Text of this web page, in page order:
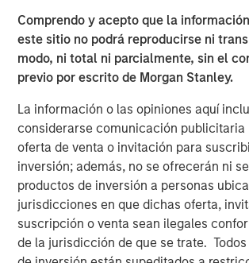
Comprendo y acepto que la
este sitio no podrá reproducirse ni
modo, ni total ni parcialmente, sin el
previo por escrito de Morgan Stanley.
La información o las opiniones aquí
considerarse comunicación publicitaria
oferta de venta o invitación para
inversión; además, no se ofrecerán ni
productos de inversión a personas
jurisdicciones en que dichas oferta,
suscripción o venta sean ilegales
de la jurisdicción de que se trate.
financiero a escala corporativa.
El panorama de amenazas
Se estima que la ciberdelincuencia
ciberseguridad en casi 50 veces1. La
Equifax proporciona una ilustración
incremento en la frecuencia de los
respondió a más de 15 millones de
decir, casi 175 intentos hostiles cada
aumento del 25% con respecto a 2023 2
de alto perfil continúan ilustrando la
daños potenciales. En el Reino Unido, los